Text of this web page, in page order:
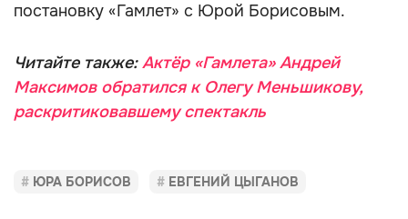
постановку «Гамлет» с Юрой Борисовым.
Читайте также:Актёр «Гамлета» Андрей
Максимов обратился к Олегу Меньшикову,
раскритиковавшему спектакль
ЮРА БОРИСОВ ЕВГЕНИЙ ЦЫГАНОВ